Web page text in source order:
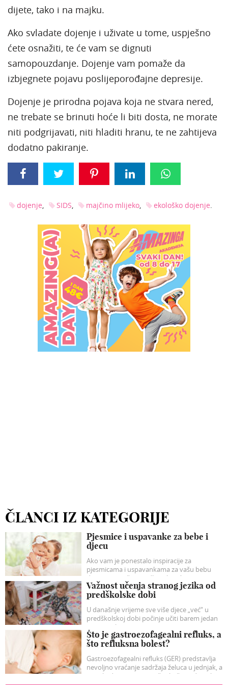
dijete, tako i na majku.
Ako svladate dojenje i uživate u tome, uspješno
ćete osnažiti, te će vam se dignuti
samopouzdanje. Dojenje vam pomaže da
izbjegnete pojavu poslijeporođajne depresije.
Dojenje je prirodna pojava koja ne stvara nered,
ne trebate se brinuti hoće li biti dosta, ne morate
niti podgrijavati, niti hladiti hranu, te ne zahtijeva
dodatno pakiranje.
dojenje SIDS majčino mlijeko ekološko dojenje
ČLANCI IZ KATEGORIJE
Pjesmice i uspavanke za bebe i
djecu
Ako vam je ponestalo inspiracije za
pjesmicama i uspavankama za vašu bebu
donosimo naše prijedloge koji će sigurno
razveseliti vašu dječicu.
Važnost učenja stranog jezika od
predškolske dobi
U današnje vrijeme sve više djece „već“ u
predškolskoj dobi počinje učiti barem jedan
strani jezik.
Što je gastroezofagealni refluks, a
što refluksna bolest?
Gastroezofagealni refluks (GER) predstavlja
nevoljno vraćanje sadržaja želuca u jednjak, a
ponekad i prema usnoj šuplji, što vidimo kao